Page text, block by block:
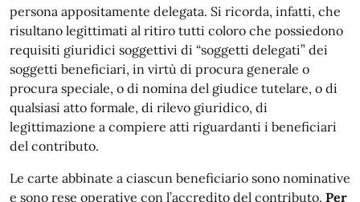
persona appositamente delegata. Si ricorda, infatti, che
risultano legittimati al ritiro tutti coloro che possiedono
requisiti giuridici soggettivi di “soggetti delegati” dei
soggetti beneficiari, in virtù di procura generale o
procura speciale, o di nomina del giudice tutelare, o di
qualsiasi atto formale, di rilevo giuridico, di
legittimazione a compiere atti riguardanti i beneficiari
del contributo.
Le carte abbinate a ciascun beneficiario sono nominative
e sono rese operative con l’accredito del contributo. Per